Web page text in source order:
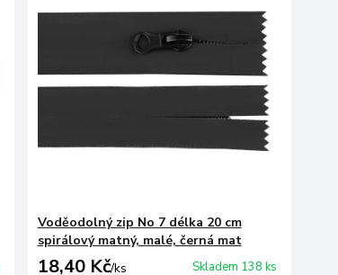
Voděodolný zip No 7 délka 20 cm
spirálový matný, malé, černá mat
18,40 Kč/ks Skladem 138 ks